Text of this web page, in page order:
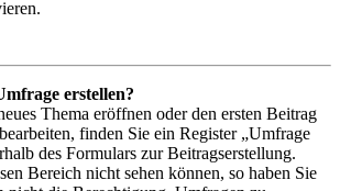
erstellen?
Thema eröffnen oder den ersten Beitrag
finden Sie ein Register „Umfrage
des Formulars zur Beitragserstellung.
Bereich nicht sehen können, so haben Sie